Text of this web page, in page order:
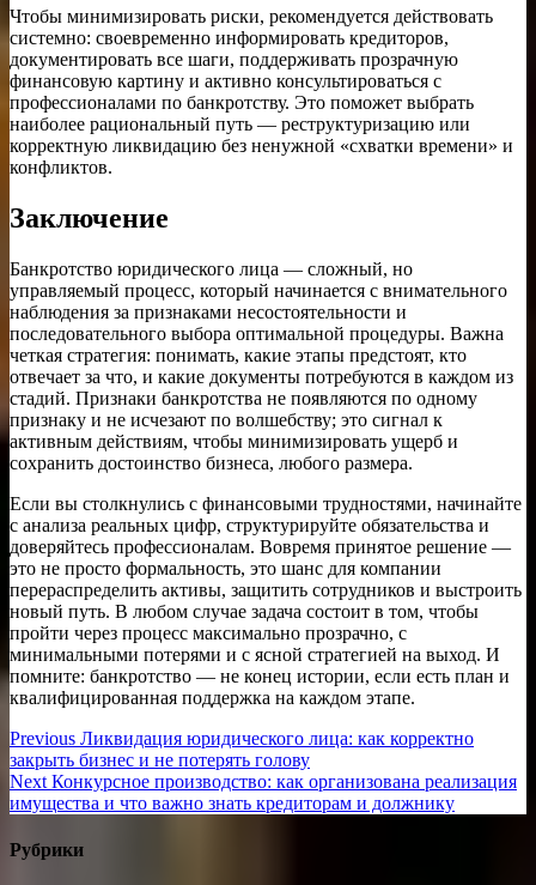
Чтобы минимизировать риски, рекомендуется действовать
системно: своевременно информировать кредиторов,
документировать все шаги, поддерживать прозрачную
финансовую картину и активно консультироваться с
профессионалами по банкротству. Это поможет выбрать
наиболее рациональный путь — реструктуризацию или
корректную ликвидацию без ненужной «схватки времени» и
конфликтов.
Заключение
Банкротство юридического лица — сложный, но
управляемый процесс, который начинается с внимательного
наблюдения за признаками несостоятельности и
последовательного выбора оптимальной процедуры. Важна
четкая стратегия: понимать, какие этапы предстоят, кто
отвечает за что, и какие документы потребуются в каждом из
стадий. Признаки банкротства не появляются по одному
признаку и не исчезают по волшебству; это сигнал к
активным действиям, чтобы минимизировать ущерб и
сохранить достоинство бизнеса, любого размера.
Если вы столкнулись с финансовыми трудностями, начинайте
с анализа реальных цифр, структурируйте обязательства и
доверяйтесь профессионалам. Вовремя принятое решение —
это не просто формальность, это шанс для компании
перераспределить активы, защитить сотрудников и выстроить
новый путь. В любом случае задача состоит в том, чтобы
пройти через процесс максимально прозрачно, с
минимальными потерями и с ясной стратегией на выход. И
помните: банкротство — не конец истории, если есть план и
квалифицированная поддержка на каждом этапе.
Навигация
по
записям
Previous Previous
post:
Ликвидация юридического лица: как корректно
закрыть бизнес и не потерять голову
Next Next
post:
Конкурсное производство: как организована реализация
имущества и что важно знать кредиторам и должнику
Рубрики